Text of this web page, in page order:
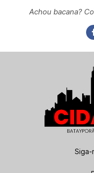
Achou bacana?
Siga-